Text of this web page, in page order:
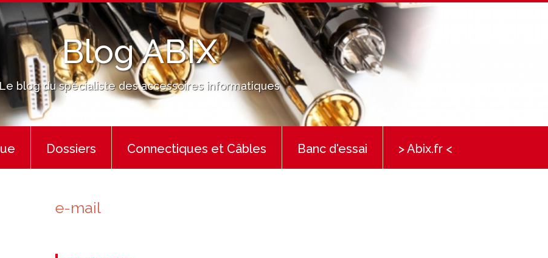
Blog ABIX
Le blog du spécialiste des accessoires informatiques
Dossiers Connectiques et Câbles Banc d'essai > Abix.fr <
e-mail